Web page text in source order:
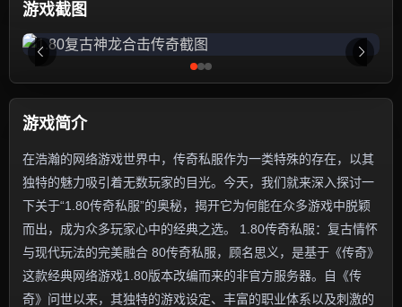
游戏截图
游戏简介
在浩瀚的网络游戏世界中，传奇私服作为一类特殊的存在，以其
独特的魅力吸引着无数玩家的目光。今天，我们就来深入探讨一
下关于“1.80传奇私服”的奥秘，揭开它为何能在众多游戏中脱颖
而出，成为众多玩家心中的经典之选。 1.80传奇私服：复古情怀
与现代玩法的完美融合 80传奇私服，顾名思义，是基于《传奇》
这款经典网络游戏1.80版本改编而来的非官方服务器。自《传
奇》问世以来，其独特的游戏设定、丰富的职业体系以及刺激的